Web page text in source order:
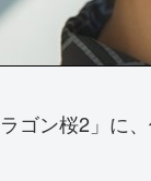
ゴン桜2」に、